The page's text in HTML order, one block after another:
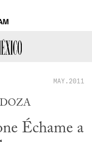
MAY.2011
Échame a